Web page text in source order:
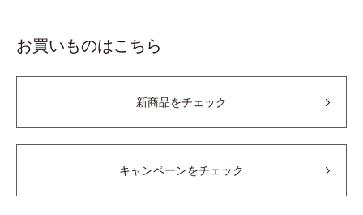
お買いものはこちら
新商品をチェック
キャンペーンをチェック